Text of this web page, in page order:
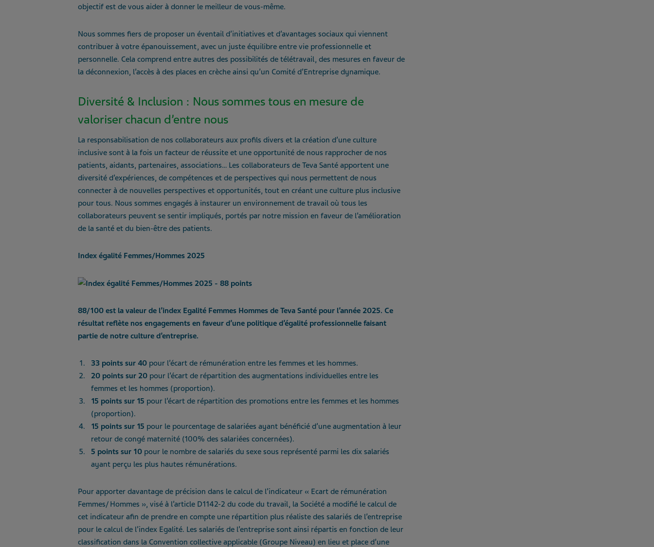
objectif est de vous aider à donner le meilleur de vous-même.
Nous sommes fiers de proposer un éventail d’initiatives et d’avantages sociaux qui viennent
contribuer à votre épanouissement, avec un juste équilibre entre vie professionnelle et
personnelle. Cela comprend entre autres des possibilités de télétravail, des mesures en faveur de
la déconnexion, l’accès à des places en crèche ainsi qu’un Comité d’Entreprise dynamique.
Diversité & Inclusion : Nous sommes tous en mesure de
valoriser chacun d’entre nous
La responsabilisation de nos collaborateurs aux profils divers et la création d’une culture
inclusive sont à la fois un facteur de réussite et une opportunité de nous rapprocher de nos
patients, aidants, partenaires, associations… Les collaborateurs de Teva Santé apportent une
diversité d’expériences, de compétences et de perspectives qui nous permettent de nous
connecter à de nouvelles perspectives et opportunités, tout en créant une culture plus inclusive
pour tous. Nous sommes engagés à instaurer un environnement de travail où tous les
collaborateurs peuvent se sentir impliqués, portés par notre mission en faveur de l’amélioration
de la santé et du bien-être des patients.
Index égalité Femmes/Hommes 2025
88/100 est la valeur de l’index Egalité Femmes Hommes de Teva Santé pour l’année 2025. Ce
résultat reflète nos engagements en faveur d’une politique d’égalité professionnelle faisant
partie de notre culture d’entreprise.
33 points sur 40 pour l’écart de rémunération entre les femmes et les hommes.
20 points sur 20 pour l’écart de répartition des augmentations individuelles entre les
femmes et les hommes (proportion).
15 points sur 15 pour l’écart de répartition des promotions entre les femmes et les hommes
(proportion).
15 points sur 15 pour le pourcentage de salariées ayant bénéficié d’une augmentation à leur
retour de congé maternité (100% des salariées concernées).
5 points sur 10 pour le nombre de salariés du sexe sous représenté parmi les dix salariés
ayant perçu les plus hautes rémunérations.
Pour apporter davantage de précision dans le calcul de l’indicateur « Ecart de rémunération
Femmes/ Hommes », visé à l’article D1142-2 du code du travail, la Société a modifié le calcul de
cet indicateur afin de prendre en compte une répartition plus réaliste des salariés de l’entreprise
pour le calcul de l’index Egalité. Les salariés de l’entreprise sont ainsi répartis en fonction de leur
classification dans la Convention collective applicable (Groupe Niveau) en lieu et place d’une